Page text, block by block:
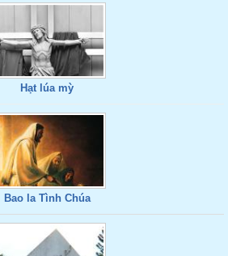
Hạt lúa mỳ
Bao la Tình Chúa